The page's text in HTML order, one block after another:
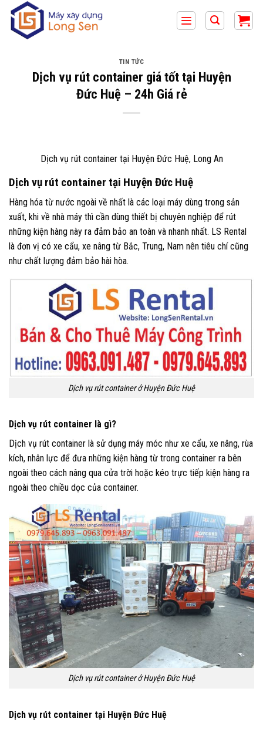
qua
TIN TỨC
Dịch vụ rút container giá tốt tại Huyện
Đức Huệ – 24h Giá rẻ
Dịch vụ rút container tại Huyện Đức Huệ, Long An
Dịch vụ rút container tại Huyện Đức Huệ
Hàng hóa từ nước ngoài về nhất là các loại máy dùng trong sản
xuất, khi về nhà máy thì cần dùng thiết bị chuyên nghiệp để rút
những kiện hàng này ra đảm bảo an toàn và nhanh nhất. LS Rental
là đơn vị có xe cẩu, xe nâng từ Bắc, Trung, Nam nên tiêu chí cũng
như chất lượng đảm bảo hài hòa.
Dịch vụ rút container ở Huyện Đức Huệ
Dịch vụ rút container là gì?
Dịch vụ rút container là sử dụng máy móc như xe cẩu, xe nâng, rùa
kích, nhân lực để đưa những kiện hàng từ trong container ra bên
ngoài theo cách nâng qua cửa trời hoặc kéo trực tiếp kiện hàng ra
ngoài theo chiều dọc của container.
Dịch vụ rút container ở Huyện Đức Huệ
Dịch vụ rút container tại Huyện Đức Huệ